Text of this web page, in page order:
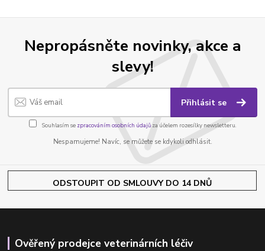
Nepropásněte novinky, akce a
slevy!
Přihlásit se
Souhlasím se zpracováním osobních údajůza účelem rozesílky newsletteru.
Nespamujeme! Navíc, se můžete se kdykoli odhlásit.
ODSTOUPIT OD SMLOUVY DO 14 DNŮ
Ověřený prodejce veterinárních léčiv